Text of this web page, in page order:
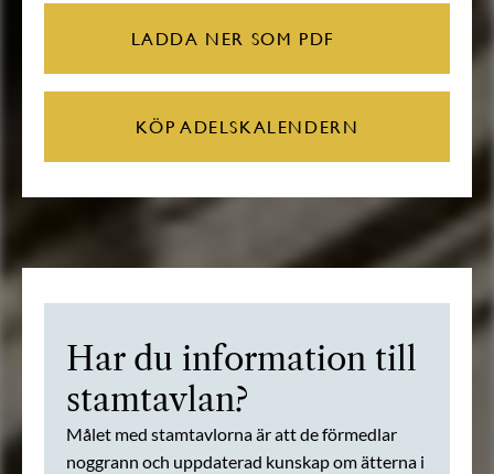
LADDA NER SOM PDF
KÖP ADELSKALENDERN
Har du information till
stamtavlan?
Målet med stamtavlorna är att de förmedlar
noggrann och uppdaterad kunskap om ätterna i